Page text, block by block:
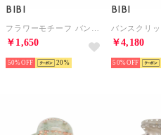
BIBI
フラワーモチーフ バンスクリップ （グレー）
￥1,650
50% 20
BIBI
￥4,180
50%